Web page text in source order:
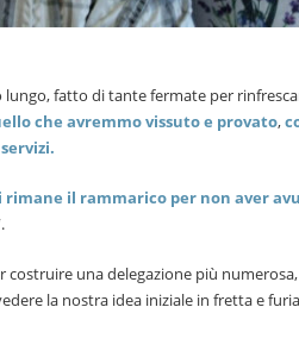
lungo, fatto di tante fermate per
che avremmo vissuto e provato,
rimane il rammarico per non aver
costruire una delegazione più numerosa,
la nostra idea iniziale in fretta e